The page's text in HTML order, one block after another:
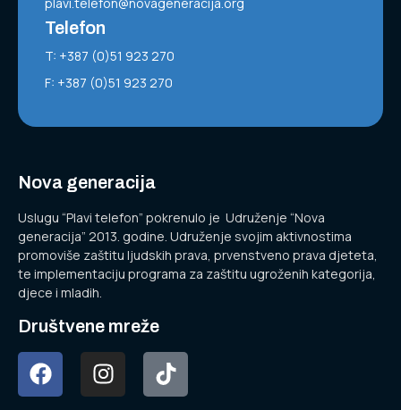
plavi.telefon@novageneracija.org
Telefon
T: +387 (0)51 923 270
F: +387 (0)51 923 270
Nova generacija
Uslugu “Plavi telefon” pokrenulo je Udruženje “Nova
generacija” 2013. godine. Udruženje svojim aktivnostima
promoviše zaštitu ljudskih prava, prvenstveno prava djeteta,
te implementaciju programa za zaštitu ugroženih kategorija,
djece i mladih.
Društvene mreže